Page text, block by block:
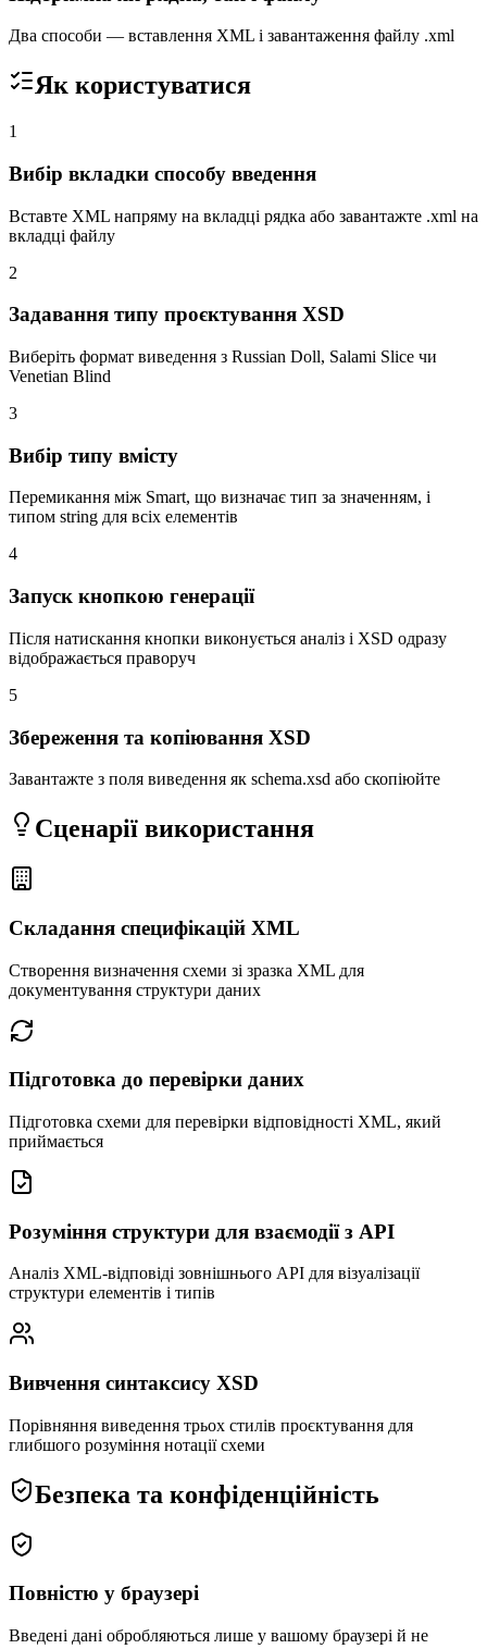
Два способи — вставлення XML і завантаження файлу .xml
Як користуватися
1
Вибір вкладки способу введення
Вставте XML напряму на вкладці рядка або завантажте .xml на
вкладці файлу
2
Задавання типу проєктування XSD
Виберіть формат виведення з Russian Doll, Salami Slice чи
Venetian Blind
3
Вибір типу вмісту
Перемикання між Smart, що визначає тип за значенням, і
типом string для всіх елементів
4
Запуск кнопкою генерації
Після натискання кнопки виконується аналіз і XSD одразу
відображається праворуч
5
Збереження та копіювання XSD
Завантажте з поля виведення як schema.xsd або скопіюйте
Сценарії використання
Складання специфікацій XML
Створення визначення схеми зі зразка XML для
документування структури даних
Підготовка до перевірки даних
Підготовка схеми для перевірки відповідності XML, який
приймається
Розуміння структури для взаємодії з API
Аналіз XML-відповіді зовнішнього API для візуалізації
структури елементів і типів
Вивчення синтаксису XSD
Порівняння виведення трьох стилів проєктування для
глибшого розуміння нотації схеми
Безпека та конфіденційність
Повністю у браузері
Введені дані обробляються лише у вашому браузері й не